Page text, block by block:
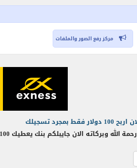
مركز رفع الصور والملفات
بنك يعطيك 100 دولار هدية لتسجيلك + يضيف 20دولار يوميا لحسابك + يعطيك 25 دولار عن كل شخص يسجل عن طريقك + بالاضافة